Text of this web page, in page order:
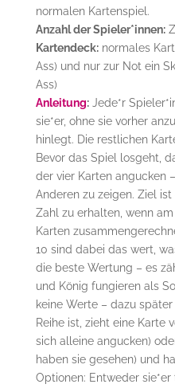
normalen Kartenspiel.
Anzahl der Spieler*innen:
Kartendeck:normales
Ass) und nur zur Not ein
Ass)
Anleitung:Jede*r
sie*er, ohne sie vorher
hinlegt. Die restlichen
Bevor das Spiel losgeht,
der vier Karten angucken
Anderen zu zeigen. Ziel
Zahl zu erhalten, wenn
Karten
10 sind dabei das wert,
die beste Wertung – es
und König fungieren als
keine Werte – dazu
Reihe ist, zieht eine Karte
sich alleine angucken)
haben sie gesehen) und
Optionen: Entweder